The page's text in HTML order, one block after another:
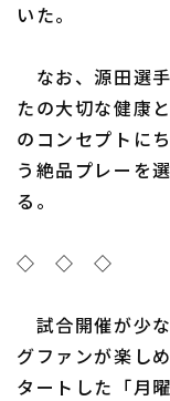
いた。
なお、源田選
たの大切な健康
のコンセプトに
う絶品プレーを
る。
◇ ◇ ◇
試合開催が少
グファンが楽し
タートした「月